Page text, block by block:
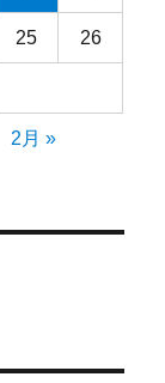
25 26
2月 »